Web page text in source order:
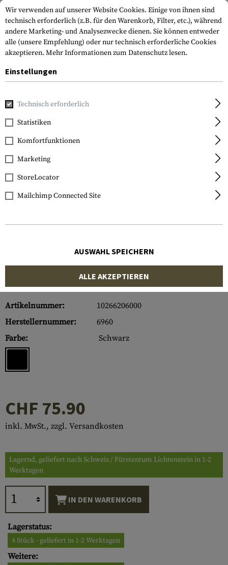
Home Waffenzubehör Kimme
Glock
Steel Rear Sight 7.3mm
Fluorescent
Artikelnummer:
10266206000
Herstellernummer:
6960
Farbe:
Schwarz
CHF 75.90
inkl. MwSt., zzgl. Versandkosten
Lagernd, geliefert nach Schweiz / Fürstentum Lichtenstein in 1-2
Werktagen
IN DEN WARENKORB
Lagerstatus:
4 Stück - geliefert in 1-2 Werktagen
Weitere:
Wir verwenden auf unserer Website Cookies. Einige von ihnen sind
technisch erforderlich (z.B. für den Warenkorb, Filter, etc.), während
andere Marketing- und Analysezwecke dienen. Sie können entweder
alle (unsere Empfehlung) oder nur technisch erforderliche Cookies
akzeptieren. Mehr Informationen zum Datenschutz lesen.
Einstellungen
Technisch erforderlich
Statistiken
Komfortfunktionen
Marketing
StoreLocator
Mailchimp Connected Site
AUSWAHL SPEICHERN
ALLE AKZEPTIEREN